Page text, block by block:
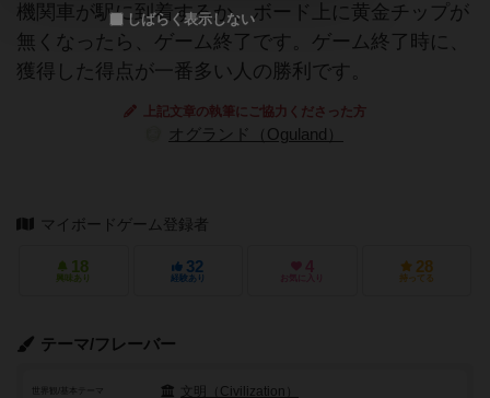
機関車が駅に到着するか、ボード上に黄金チップが
無くなったら、ゲーム終了です。ゲーム終了時に、
獲得した得点が一番多い人の勝利です。
上記文章の執筆にご協力くださった方
オグランド（Oguland）
マイボードゲーム登録者
18
興味あり
32
経験あり
4
お気に入り
28
持ってる
テーマ/フレーバー
世界観/基本テーマ 文明（Civilization）
しばらく表示しない